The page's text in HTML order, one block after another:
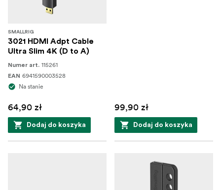
SMALLRIG
3021 HDMI Adpt Cable
Ultra Slim 4K (D to A)
Numer art. 115261
EAN 6941590003528
Na stanie
64,90 zł
Dodaj do koszyka
99,90 zł
Dodaj do koszyka